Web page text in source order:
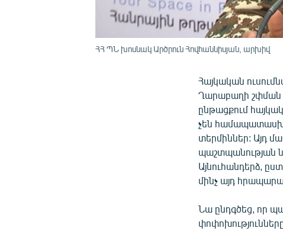
ՀՀ ՊՆ խոսնակ Արծրուն Հովհաննիսյան, արխիվ
Հայկական
Ղարաբաղի շփման
ընթացքում
չեն
տերմիններ: Այդ
պաշտպանության
Այնուհանդերձ,
մինչ այդ
Նա ընդգծեց, որ